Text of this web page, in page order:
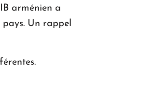
arménien a
pays. Un rappel